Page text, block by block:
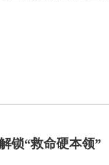
锁“救命硬本领”